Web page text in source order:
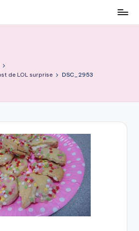
de LOL surprise
DSC_2953